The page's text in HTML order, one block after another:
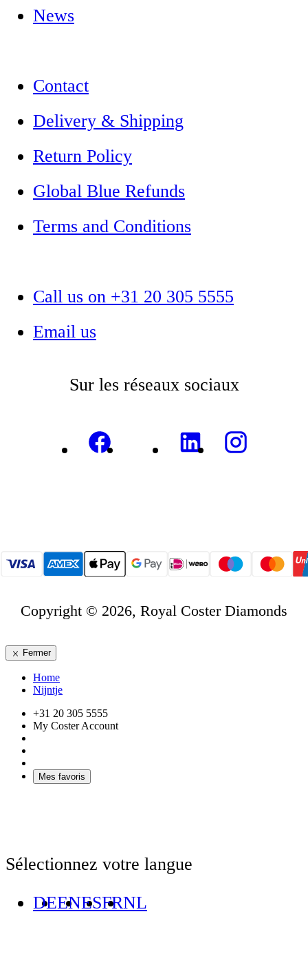
News
Contact
Delivery & Shipping
Return Policy
Global Blue Refunds
Terms and Conditions
Call us on +31 20 305 5555
Email us
Sur les réseaux sociaux
Copyright © 2026, Royal Coster Diamonds
Fermer
Home
Nijntje
+31 20 305 5555
My Coster Account
Mes favoris
Sélectionnez votre langue
DEENESFRNL